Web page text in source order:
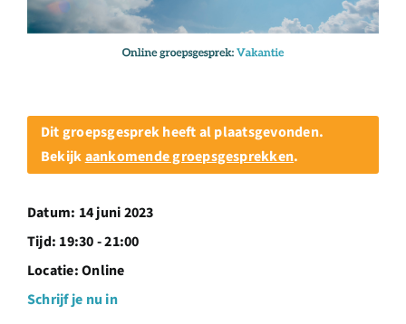
Ondernemer
Doneren
English
Dit groepsgesprek heeft al plaatsgevonden.
Bekijkaankomende groepsgesprekken.
Datum: 14 juni 2023
Tijd: 19:30 - 21:00
Locatie:Online
Schrijf je nu in